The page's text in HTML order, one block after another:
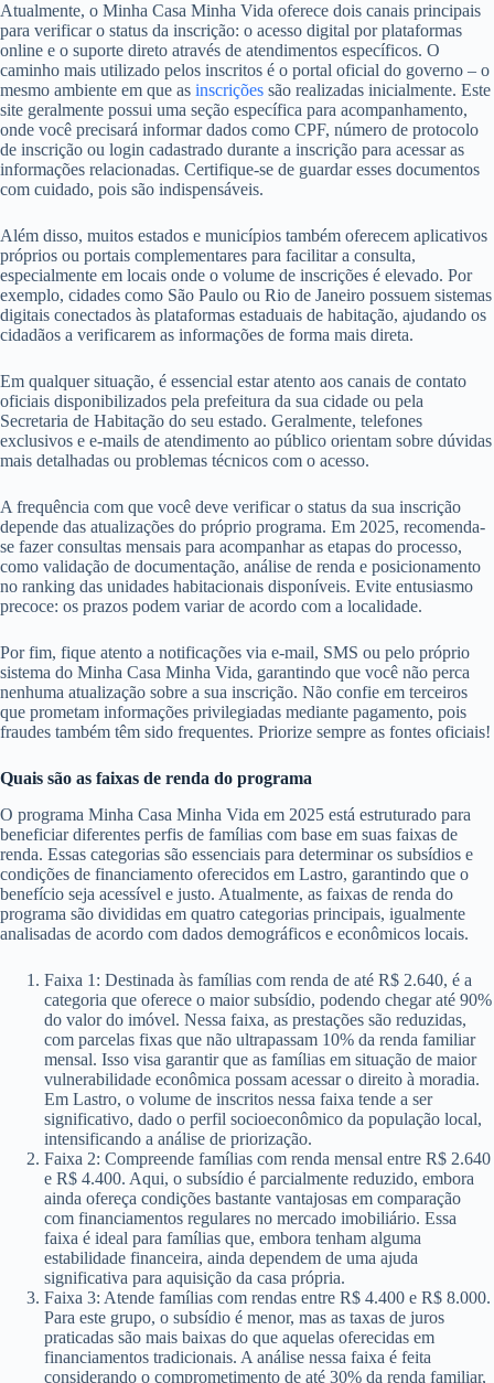
Atualmente, o Minha Casa Minha Vida oferece dois canais principais
para verificar o status da inscrição: o acesso digital por plataformas
online e o suporte direto através de atendimentos específicos. O
caminho mais utilizado pelos inscritos é o portal oficial do governo – o
mesmo ambiente em que as inscrições são realizadas inicialmente. Este
site geralmente possui uma seção específica para acompanhamento,
onde você precisará informar dados como CPF, número de protocolo
de inscrição ou login cadastrado durante a inscrição para acessar as
informações relacionadas. Certifique-se de guardar esses documentos
com cuidado, pois são indispensáveis.
Além disso, muitos estados e municípios também oferecem aplicativos
próprios ou portais complementares para facilitar a consulta,
especialmente em locais onde o volume de inscrições é elevado. Por
exemplo, cidades como São Paulo ou Rio de Janeiro possuem sistemas
digitais conectados às plataformas estaduais de habitação, ajudando os
cidadãos a verificarem as informações de forma mais direta.
Em qualquer situação, é essencial estar atento aos canais de contato
oficiais disponibilizados pela prefeitura da sua cidade ou pela
Secretaria de Habitação do seu estado. Geralmente, telefones
exclusivos e e-mails de atendimento ao público orientam sobre dúvidas
mais detalhadas ou problemas técnicos com o acesso.
A frequência com que você deve verificar o status da sua inscrição
depende das atualizações do próprio programa. Em 2025, recomenda-
se fazer consultas mensais para acompanhar as etapas do processo,
como validação de documentação, análise de renda e posicionamento
no ranking das unidades habitacionais disponíveis. Evite entusiasmo
precoce: os prazos podem variar de acordo com a localidade.
Por fim, fique atento a notificações via e-mail, SMS ou pelo próprio
sistema do Minha Casa Minha Vida, garantindo que você não perca
nenhuma atualização sobre a sua inscrição. Não confie em terceiros
que prometam informações privilegiadas mediante pagamento, pois
fraudes também têm sido frequentes. Priorize sempre as fontes oficiais!
Quais são as faixas de renda do programa
O programa Minha Casa Minha Vida em 2025 está estruturado para
beneficiar diferentes perfis de famílias com base em suas faixas de
renda. Essas categorias são essenciais para determinar os subsídios e
condições de financiamento oferecidos em Lastro, garantindo que o
benefício seja acessível e justo. Atualmente, as faixas de renda do
programa são divididas em quatro categorias principais, igualmente
analisadas de acordo com dados demográficos e econômicos locais.
Faixa 1: Destinada às famílias com renda de até R$ 2.640, é a
categoria que oferece o maior subsídio, podendo chegar até 90%
do valor do imóvel. Nessa faixa, as prestações são reduzidas,
com parcelas fixas que não ultrapassam 10% da renda familiar
mensal. Isso visa garantir que as famílias em situação de maior
vulnerabilidade econômica possam acessar o direito à moradia.
Em Lastro, o volume de inscritos nessa faixa tende a ser
significativo, dado o perfil socioeconômico da população local,
intensificando a análise de priorização.
Faixa 2: Compreende famílias com renda mensal entre R$ 2.640
e R$ 4.400. Aqui, o subsídio é parcialmente reduzido, embora
ainda ofereça condições bastante vantajosas em comparação
com financiamentos regulares no mercado imobiliário. Essa
faixa é ideal para famílias que, embora tenham alguma
estabilidade financeira, ainda dependem de uma ajuda
significativa para aquisição da casa própria.
Faixa 3: Atende famílias com rendas entre R$ 4.400 e R$ 8.000.
Para este grupo, o subsídio é menor, mas as taxas de juros
praticadas são mais baixas do que aquelas oferecidas em
financiamentos tradicionais. A análise nessa faixa é feita
considerando o comprometimento de até 30% da renda familiar,